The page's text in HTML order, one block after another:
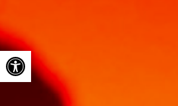
Ouvrir la barre d’outils